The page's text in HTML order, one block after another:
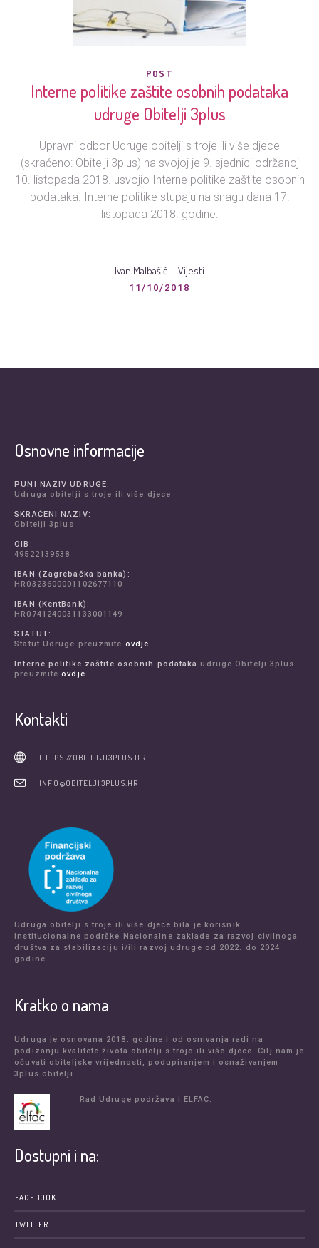
POST
Interne politike zaštite osobnih podataka
udruge Obitelji 3plus
Upravni odbor Udruge obitelji s troje ili više djece
(skraćeno: Obitelji 3plus) na svojoj je 9. sjednici održanoj
10. listopada 2018. usvojio Interne politike zaštite osobnih
podataka. Interne politike stupaju na snagu dana 17.
listopada 2018. godine.
Ivan Malbašić Vijesti
11/10/2018
Osnovne informacije
PUNI NAZIV UDRUGE:
Udruga obitelji s troje ili više djece
SKRAĆENI NAZIV:
Obitelji 3plus
OIB:
49522139538
IBAN (Zagrebačka banka):
HR0323600001102677110
IBAN (KentBank):
HR0741240031133001149
STATUT:
Statut Udruge preuzmite ovdje.
Interne politike zaštite osobnih podataka udruge Obitelji 3plus
preuzmiteovdje.
Kontakti
HTTPS://OBITELJI3PLUS.HR
INFO@OBITELJI3PLUS.HR
Udruga obitelji s troje ili više djece bila je korisnik
institucionalne podrške Nacionalne zaklade za razvoj civilnoga
društva za stabilizaciju i/ili razvoj udruge od 2022. do 2024.
godine.
Kratko o nama
Udruga je osnovana 2018. godine i od osnivanja radi na
podizanju kvalitete života obitelji s troje ili više djece. Cilj nam je
očuvati obiteljske vrijednosti, podupiranjem i osnaživanjem
3plus obitelji.
Rad Udruge podržava i ELFAC.
Dostupni i na:
FACEBOOK
TWITTER